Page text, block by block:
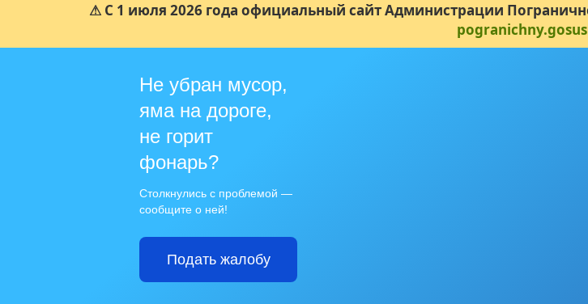
⚠ С 1 июля 2026 года официальный сайт Администрации
Не убран мусор,
яма на дороге,
не горит
фонарь?
Столкнулись с проблемой —
сообщите о ней!
Подать жалобу